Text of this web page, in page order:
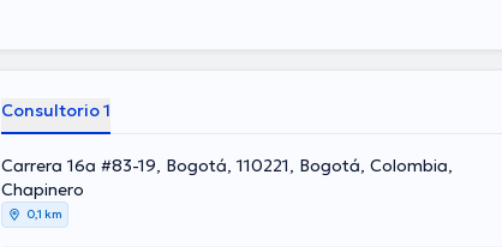
Consultorio 1
Carrera 16a #83-19, Bogotá, 110221, Bogotá, Colombia,
Chapinero
0,1 km